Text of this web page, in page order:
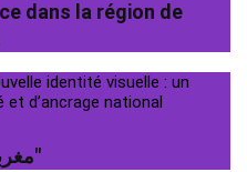
dans la région de
مغربي ضمن قائمة "أفضل العلماء"